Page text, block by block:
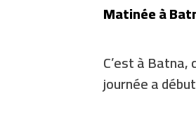
Matinée à
C’est à
journée a